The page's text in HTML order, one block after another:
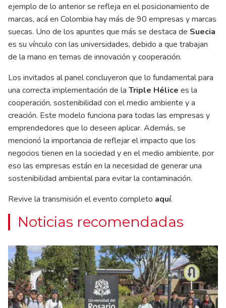
ejemplo de lo anterior se refleja en el posicionamiento de
marcas, acá en Colombia hay más de 90 empresas y marcas
suecas. Uno de los apuntes que más se destaca de Suecia
es su vínculo con las universidades, debido a que trabajan
de la mano en temas de innovación y cooperación.
Los invitados al panel concluyeron que lo fundamental para
una correcta implementación de la Triple Hélice es la
cooperación, sostenibilidad con el medio ambiente y a
creación. Este modelo funciona para todas las empresas y
emprendedores que lo deseen aplicar. Además, se
mencionó la importancia de reflejar el impacto que los
negocios tienen en la sociedad y en el medio ambiente, por
eso las empresas están en la necesidad de generar una
sostenibilidad ambiental para evitar la contaminación.
Revive la transmisión el evento completo aquí.
Noticias recomendadas